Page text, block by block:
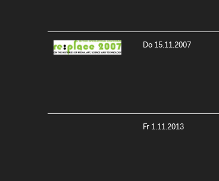
Do 15.11.2007
Fr 1.11.2013